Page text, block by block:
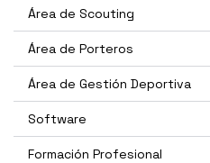
Área de Scouting
Área de Porteros
Área de Gestión Deportiva
Software
Formación Profesional